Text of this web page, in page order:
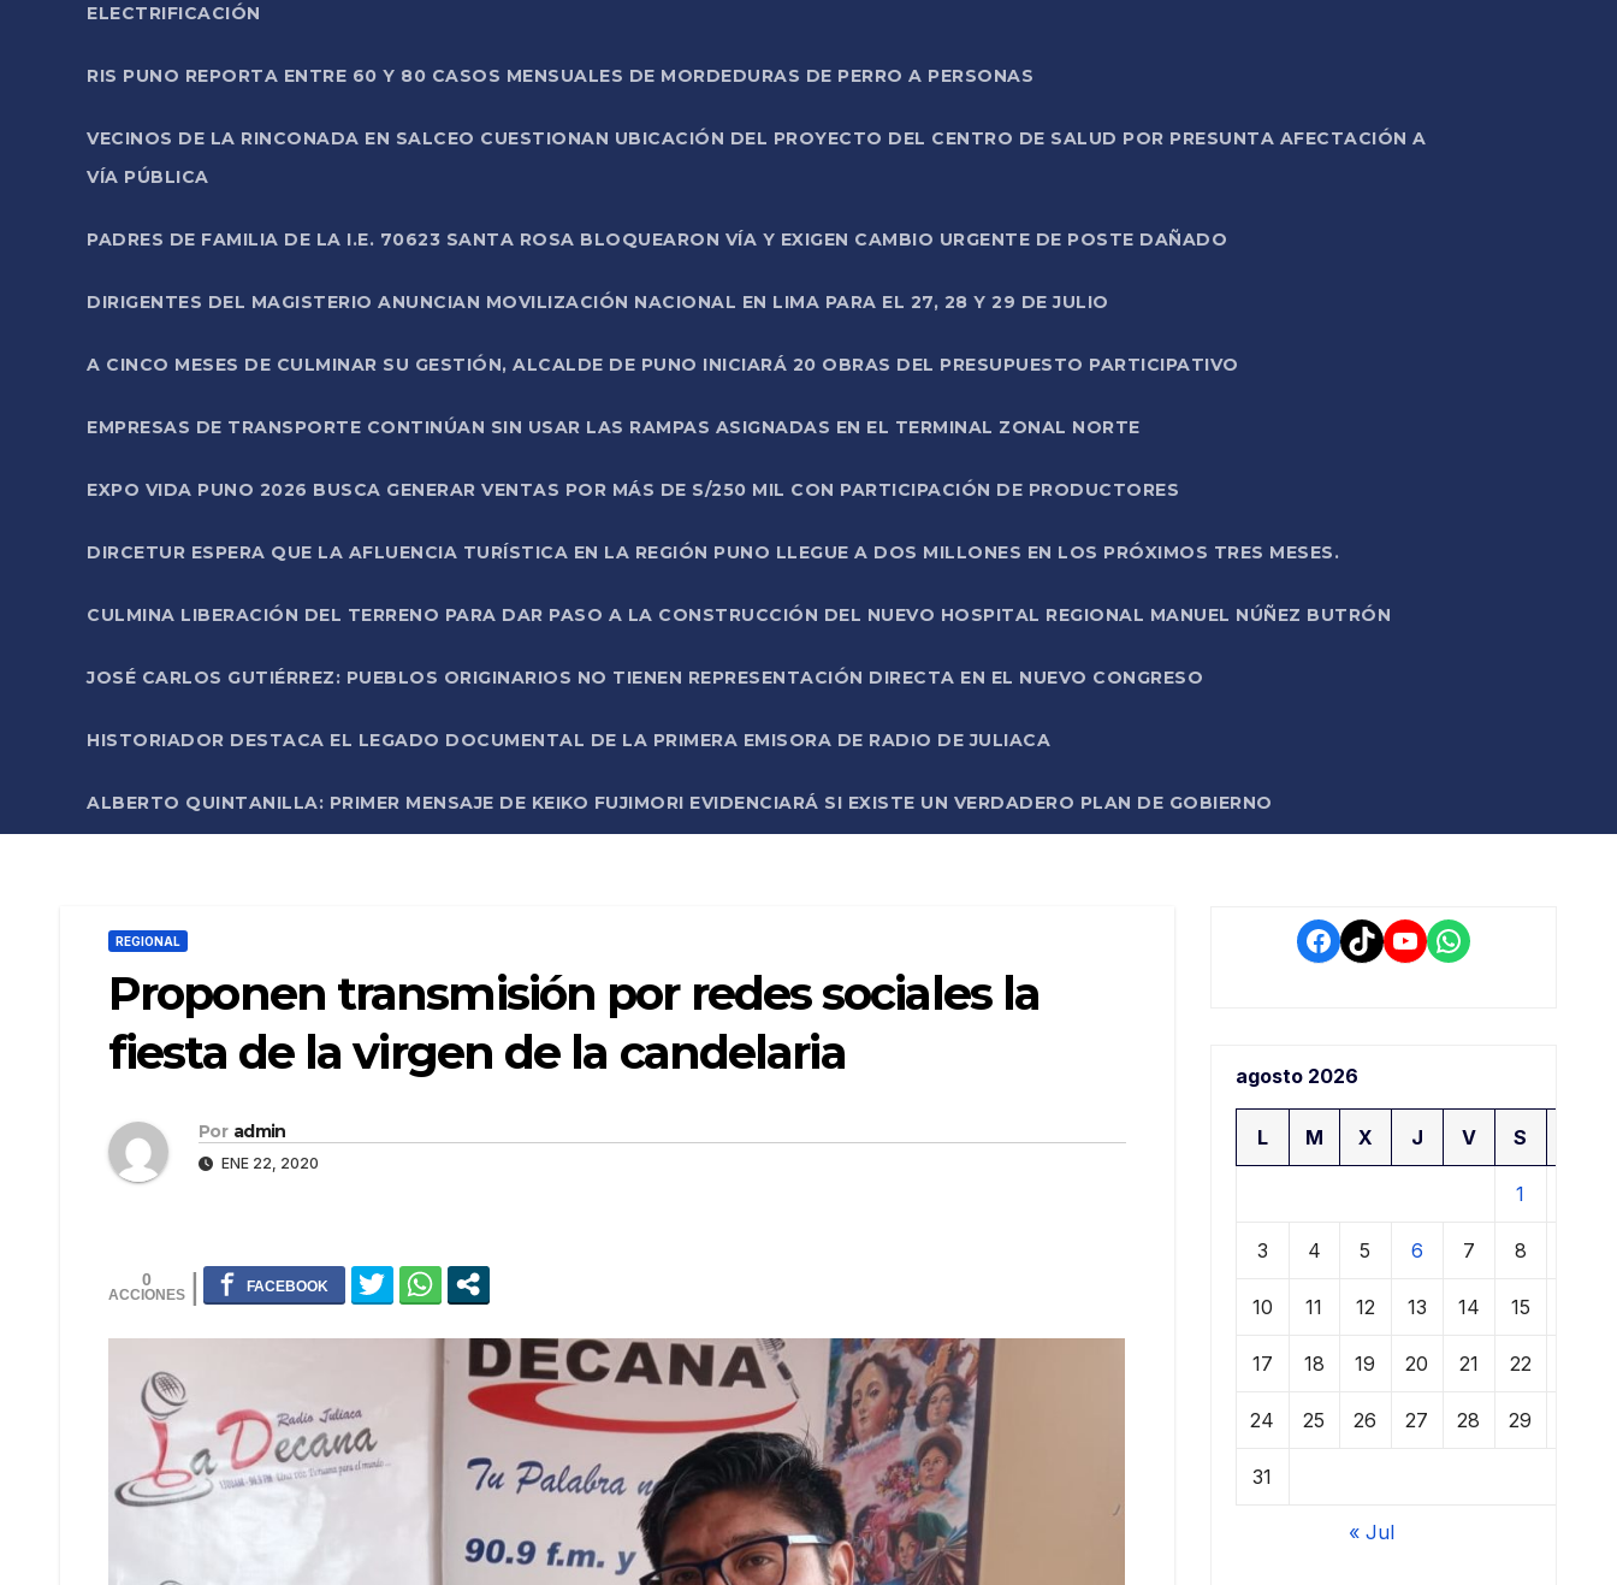
ELECTRIFICACIÓN
RIS PUNO REPORTA ENTRE 60 Y 80 CASOS MENSUALES DE MORDEDURAS DE PERRO A PERSONAS
VECINOS DE LA RINCONADA EN SALCEO CUESTIONAN UBICACIÓN DEL PROYECTO DEL CENTRO DE SALUD POR PRESUNTA AFECTACIÓN A
VÍA PÚBLICA
PADRES DE FAMILIA DE LA I.E. 70623 SANTA ROSA BLOQUEARON VÍA Y EXIGEN CAMBIO URGENTE DE POSTE DAÑADO
DIRIGENTES DEL MAGISTERIO ANUNCIAN MOVILIZACIÓN NACIONAL EN LIMA PARA EL 27, 28 Y 29 DE JULIO
A CINCO MESES DE CULMINAR SU GESTIÓN, ALCALDE DE PUNO INICIARÁ 20 OBRAS DEL PRESUPUESTO PARTICIPATIVO
EMPRESAS DE TRANSPORTE CONTINÚAN SIN USAR LAS RAMPAS ASIGNADAS EN EL TERMINAL ZONAL NORTE
EXPO VIDA PUNO 2026 BUSCA GENERAR VENTAS POR MÁS DE S/250 MIL CON PARTICIPACIÓN DE PRODUCTORES
DIRCETUR ESPERA QUE LA AFLUENCIA TURÍSTICA EN LA REGIÓN PUNO LLEGUE A DOS MILLONES EN LOS PRÓXIMOS TRES MESES.
CULMINA LIBERACIÓN DEL TERRENO PARA DAR PASO A LA CONSTRUCCIÓN DEL NUEVO HOSPITAL REGIONAL MANUEL NÚÑEZ BUTRÓN
JOSÉ CARLOS GUTIÉRREZ: PUEBLOS ORIGINARIOS NO TIENEN REPRESENTACIÓN DIRECTA EN EL NUEVO CONGRESO
HISTORIADOR DESTACA EL LEGADO DOCUMENTAL DE LA PRIMERA EMISORA DE RADIO DE JULIACA
ALBERTO QUINTANILLA: PRIMER MENSAJE DE KEIKO FUJIMORI EVIDENCIARÁ SI EXISTE UN VERDADERO PLAN DE GOBIERNO
REGIONAL
Proponen transmisión por redes sociales la
fiesta de la virgen de la candelaria
Por admin
ENE 22, 2020
0
Facebook
TikTokYouTube
WhatsApp
agosto 2026
L M X J V S
1
3 4 5 6 7 8
10 11 12 13 14 15
17 18 19 20 21 22
24 25 26 27 28 29
31
« Jul